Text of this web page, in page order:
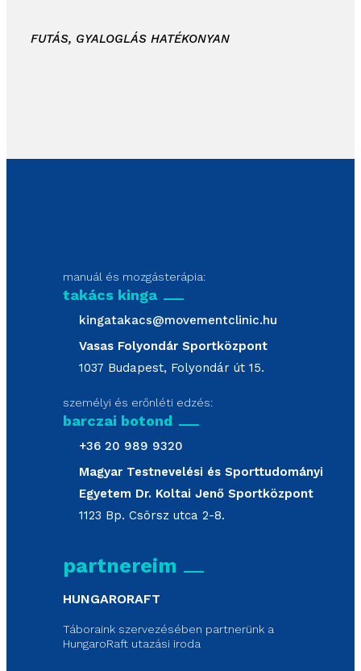
FUTÁS, GYALOGLÁS HATÉKONYAN
manuál és mozgásterápia:
takács kinga
kingatakacs@movementclinic.hu
Vasas Folyondár Sportközpont
1037 Budapest, Folyondár út 15.
személyi és erőnléti edzés:
barczai botond
+36 20 989 9320
Magyar Testnevelési és Sporttudományi
Egyetem Dr. Koltai Jenő Sportközpont
1123 Bp. Csörsz utca 2-8.
partnereim
HUNGARORAFT
Táboraink szervezésében partnerünk a
HungaroRaft utazási iroda